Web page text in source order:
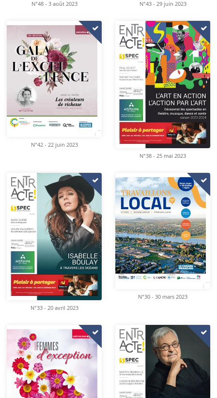
N°48 - 3 août 2023 N°43 - 29 juin 2023
N°42 - 22 juin 2023
N°38 - 25 mai 2023
N°33 - 20 avril 2023
N°30 - 30 mars 2023